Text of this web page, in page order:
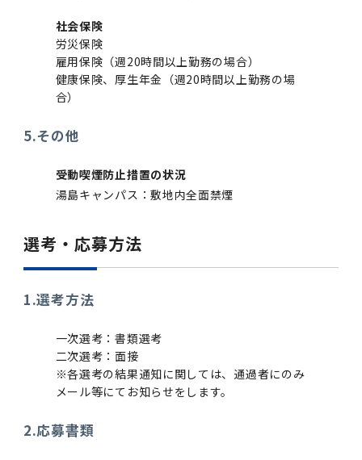
社会保険
労災保険
雇用保険（週20時間以上勤務の場合）
健康保険、厚生年金（週20時間以上勤務の場
合）
5.その他
受動喫煙防止措置の状況
湯島キャンパス：敷地内全面禁煙
選考・応募方法
1.選考方法
一次選考：書類選考
二次選考：面接
※各選考の結果通知に関しては、通過者にのみ
メール等にてお知らせをします。
2.応募書類